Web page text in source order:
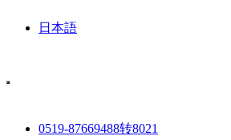
日本語
0519-87669488转8021